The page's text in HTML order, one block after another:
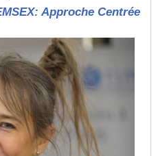
Approche Centrée